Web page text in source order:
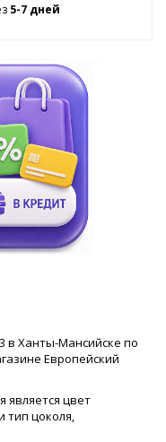
5-7 дней
в Ханты-Мансийске по
Европейский
является цвет
тип цоколя,